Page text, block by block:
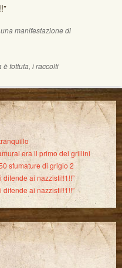
manifestazione di
è fottuta, i raccolti
era il primo dei grillini
sfumature di grigio 2
difende ai nazzisti!!1!!”
difende ai nazzisti!!1!!”